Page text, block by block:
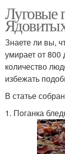
Луговые
Знаете ли вы,
умирает от 800
количество
избежать
В статье
1. Поганка